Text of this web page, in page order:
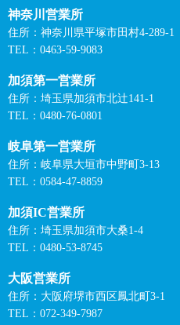
神奈川営業所
住所：神奈川県平塚市田村4-289-1
TEL：0463-59-9083
加須第一営業所
住所：埼玉県加須市北辻141-1
TEL：0480-76-0801
岐阜第一営業所
住所：岐阜県大垣市中野町3-13
TEL：0584-47-8859
加須IC営業所
住所：埼玉県加須市大桑1-4
TEL：0480-53-8745
大阪営業所
住所：大阪府堺市西区鳳北町3-1
TEL：072-349-7987